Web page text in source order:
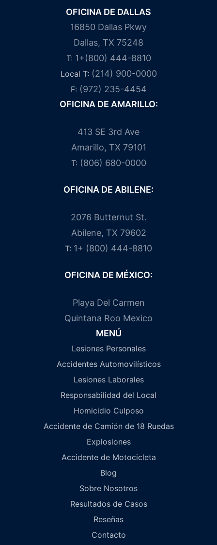
OFICINA DE DALLAS
16850 Dallas Pkwy
Dallas, TX 75248
T: 1+(800) 444-8810
Local T: (214) 900-0000
F: (972) 235-4454
OFICINA DE AMARILLO:
413 SE 3rd Ave
Amarillo, TX 79101
T: (806) 680-0000
OFICINA DE ABILENE:
2076 Butternut St.
Abilene, TX 79602
T: 1+ (800) 444-8810
OFICINA DE MÉXICO:
Playa Del Carmen
Quintana Roo Mexico
MENÚ
Lesiones Personales
Accidentes Automovilísticos
Lesiones Laborales
Responsabilidad del Local
Homicidio Culposo
Accidente de Camión de 18 Ruedas
Explosiones
Accidente de Motocicleta
Blog
Sobre Nosotros
Resultados de Casos
Reseñas
Contacto